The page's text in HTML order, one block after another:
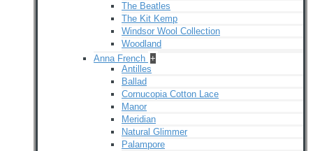
The Beatles
The Kit Kemp
Windsor Wool Collection
Woodland
Anna French +
Antilles
Ballad
Cornucopia Cotton Lace
Manor
Meridian
Natural Glimmer
Palampore